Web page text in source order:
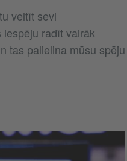
veltīt sevi
iespēju radīt vairāk
tas palielina mūsu spēju